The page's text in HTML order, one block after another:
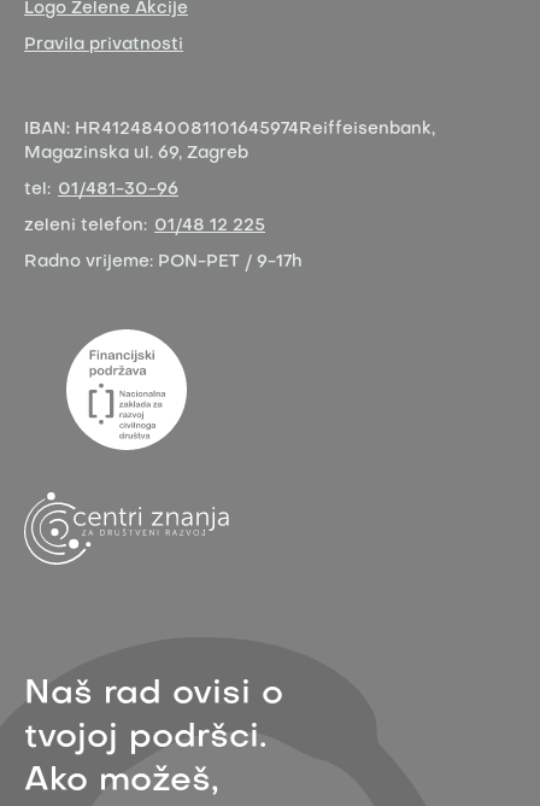
Logo Zelene Akcije
Pravila privatnosti
IBAN: HR4124840081101645974 Reiffeisenbank,
Magazinska ul. 69, Zagreb
tel: 01/481-30-96
zeleni telefon: 01/48 12 225
Radno vrijeme: PON-PET / 9-17h
Naš rad ovisi o
tvojoj podršci.
Ako možeš,